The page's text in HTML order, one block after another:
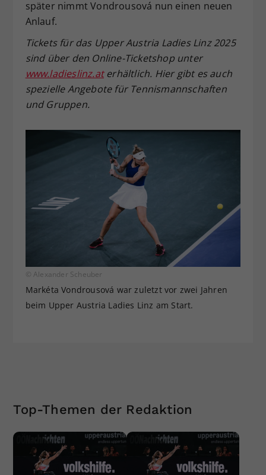
später nimmt Vondrousová nun einen neuen
Anlauf.
Tickets für das Upper Austria Ladies Linz 2025
sind über den Online-Ticketshop unter
www.ladieslinz.aterhältlich. Hier gibt es auch
spezielle Angebote für Tennismannschaften
und Gruppen.
© Alexander Scheuber
Markéta Vondrousová war zuletzt vor zwei Jahren
beim Upper Austria Ladies Linz am Start.
Top-Themen der Redaktion